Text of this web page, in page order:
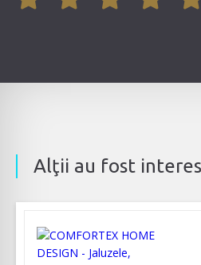
Alţii au fost